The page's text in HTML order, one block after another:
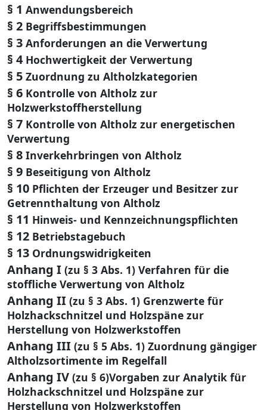
§ 1 Anwendungsbereich
§ 2 Begriffsbestimmungen
§ 3 Anforderungen an die Verwertung
§ 4 Hochwertigkeit der Verwertung
§ 5 Zuordnung zu Altholzkategorien
§ 6 Kontrolle von Altholz zur
Holzwerkstoffherstellung
§ 7 Kontrolle von Altholz zur energetischen
Verwertung
§ 8 Inverkehrbringen von Altholz
§ 9 Beseitigung von Altholz
§ 10 Pflichten der Erzeuger und Besitzer zur
Getrennthaltung von Altholz
§ 11 Hinweis- und Kennzeichnungspflichten
§ 12 Betriebstagebuch
§ 13 Ordnungswidrigkeiten
Anhang I (zu § 3 Abs. 1) Verfahren für die
stoffliche Verwertung von Altholz
Anhang II (zu § 3 Abs. 1) Grenzwerte für
Holzhackschnitzel und Holzspäne zur
Herstellung von Holzwerkstoffen
Anhang III (zu § 5 Abs. 1) Zuordnung gängiger
Altholzsortimente im Regelfall
Anhang IV (zu § 6)Vorgaben zur Analytik für
Holzhackschnitzel und Holzspäne zur
Herstellung von Holzwerkstoffen